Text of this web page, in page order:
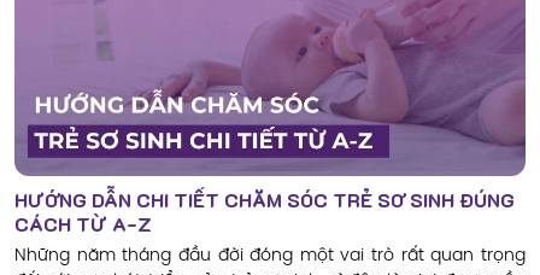
HƯỚNG DẪN CHI TIẾT CHĂM SÓC TRẺ SƠ SINH ĐÚNG
CÁCH TỪ A-Z
Những năm tháng đầu đời đóng một vai trò rất quan trọng